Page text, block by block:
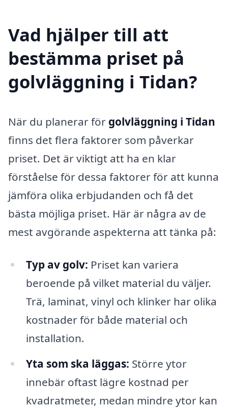
Vad hjälper till att
bestämma priset på
golvläggning i Tidan?
När du planerar för golvläggning i Tidan
finns det flera faktorer som påverkar
priset. Det är viktigt att ha en klar
förståelse för dessa faktorer för att kunna
jämföra olika erbjudanden och få det
bästa möjliga priset. Här är några av de
mest avgörande aspekterna att tänka på:
Typ av golv: Priset kan variera
beroende på vilket material du väljer.
Trä, laminat, vinyl och klinker har olika
kostnader för både material och
installation.
Yta som ska läggas: Större ytor
innebär oftast lägre kostnad per
kvadratmeter, medan mindre ytor kan